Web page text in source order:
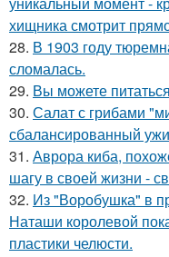
хищника смотрит
28. В 1903 году
сломалась.
29. Вы можете
30. Салат с грибами
сбалансированный
31. Аврора киба,
шагу в своей жизни -
32. Из "Воробушка" в
Наташи королевой
пластики челюсти.